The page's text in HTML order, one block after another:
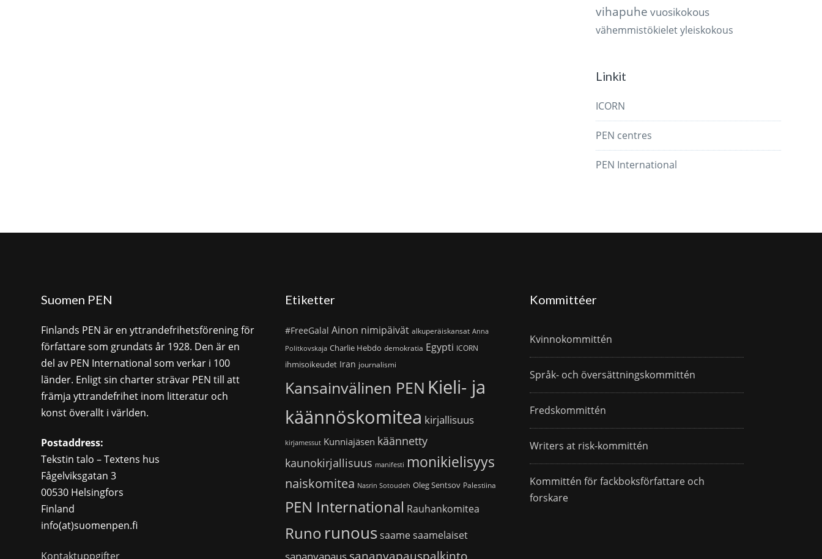
vihapuhe vuosikokous
vähemmistökieletyleiskokous
Linkit
ICORN
PEN centres
PEN International
Suomen PEN
Finlands PEN är en yttrandefrihetsförening för
författare som grundats år 1928. Den är en
del av PEN International som verkar i 100
länder. Enligt sin charter strävar PEN till att
främja yttrandefrihet inom litteratur och
konst överallt i världen.
Postaddress:
Tekstin talo – Textens hus
Fågelviksgatan 3
00530 Helsingfors
Finland
info(at)suomenpen.fi
Kontaktuppgifter
Etiketter
#FreeGalal Ainon nimipäivät alkuperäiskansat Anna
Politkovskaja Charlie Hebdo demokratia Egypti ICORN
ihmisoikeudet Iran journalismi
Kansainvälinen PEN Kieli- ja
käännöskomitea kirjallisuus
kirjamessut Kunniajäsen käännetty
kaunokirjallisuus manifesti monikielisyys
naiskomitea Nasrin Sotoudeh Oleg Sentsov Palestiina
PEN International Rauhankomitea
Runo runoussaamesaamelaiset
sananvapaus sananvapauspalkinto
Kommittéer
Kvinnokommittén
Språk- och översättningskommittén
Fredskommittén
Writers at risk-kommittén
Kommittén för fackboksförfattare och
forskare